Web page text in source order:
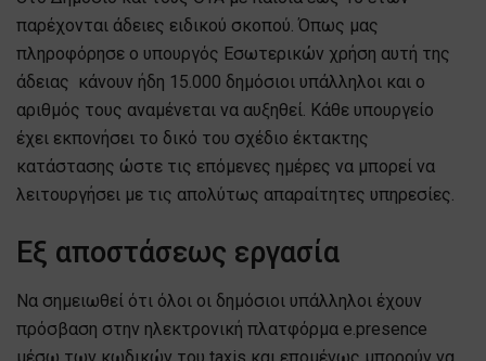
παρέχονται άδειες ειδικού σκοπού. Όπως μας
πληροφόρησε ο υπουργός Εσωτερικών χρήση αυτή της
άδειας κάνουν ήδη 15.000 δημόσιοι υπάλληλοι και ο
αριθμός τους αναμένεται να αυξηθεί. Κάθε υπουργείο
έχει εκπονήσει το δικό του σχέδιο έκτακτης
κατάστασης ώστε τις επόμενες ημέρες να μπορεί να
λειτουργήσει με τις απολύτως απαραίτητες υπηρεσίες.
Εξ αποστάσεως εργασία
Να σημειωθεί ότι όλοι οι δημόσιοι υπάλληλοι έχουν
πρόσβαση στην ηλεκτρονική πλατφόρμα e.presence